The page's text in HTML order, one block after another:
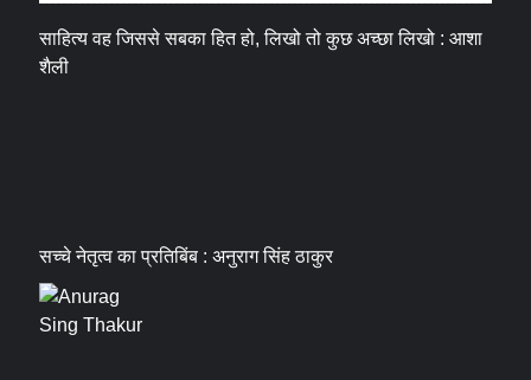
साहित्य वह जिससे सबका हित हो, लिखो तो कुछ अच्छा लिखो : आशा
शैली
सच्चे नेतृत्व का प्रतिबिंब : अनुराग सिंह ठाकुर